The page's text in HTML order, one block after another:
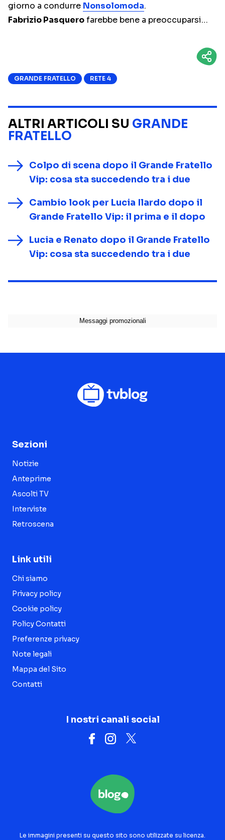
giorno a condurre Nonsolomoda.
Fabrizio Pasquerofarebbe bene a preoccuparsi…
GRANDE FRATELLO RETE 4
ALTRI ARTICOLI SU GRANDE
FRATELLO
Colpo di scena dopo il Grande Fratello
Vip: cosa sta succedendo tra i due
Cambio look per Lucia Ilardo dopo il
Grande Fratello Vip: il prima e il dopo
Lucia e Renato dopo il Grande Fratello
Vip: cosa sta succedendo tra i due
Sezioni
Notizie
Anteprime
Ascolti TV
Interviste
Retroscena
Link utili
Chi siamo
Privacy policy
Cookie policy
Policy Contatti
Preferenze privacy
Note legali
Mappa del Sito
Contatti
I nostri canali social
Le immagini presenti su questo sito sono utilizzate su licenza.